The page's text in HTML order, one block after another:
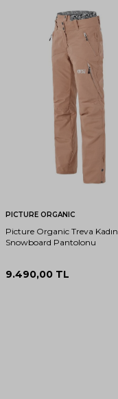
PICTURE ORGANIC
Picture Organic Treva Kadın
Snowboard Pantolonu
9.490,00 TL